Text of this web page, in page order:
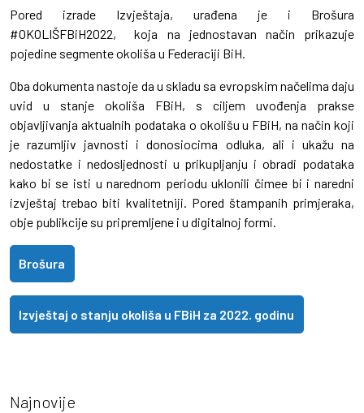
Pored izrade Izvještaja, urađena je i Brošura
#OKOLIŠFBiH2022, koja na jednostavan način prikazuje
pojedine segmente okoliša u Federaciji BiH.
Oba dokumenta nastoje da u skladu sa evropskim načelima daju
uvid u stanje okoliša FBiH, s ciljem uvođenja prakse
objavljivanja aktualnih podataka o okolišu u FBiH, na način koji
je razumljiv javnosti i donosiocima odluka, ali i ukažu na
nedostatke i nedosljednosti u prikupljanju i obradi podataka
kako bi se isti u narednom periodu uklonili čimee bi i naredni
izvještaj trebao biti kvalitetniji. Pored štampanih primjeraka,
obje publikcije su pripremljene i u digitalnoj formi.
Brošura
Izvještaj o stanju okoliša u FBiH za 2022. godinu
Najnovije